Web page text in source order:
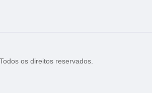
os direitos reservados.